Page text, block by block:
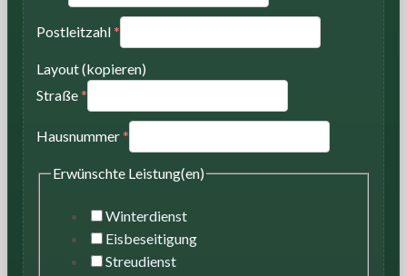
Postleitzahl*
Layout (kopieren)
Straße*
Hausnummer*
Erwünschte Leistung(en)
Winterdienst
Eisbeseitigung
Streudienst